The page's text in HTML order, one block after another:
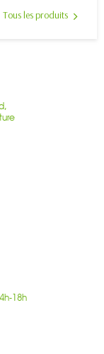
Tous les produits
18h